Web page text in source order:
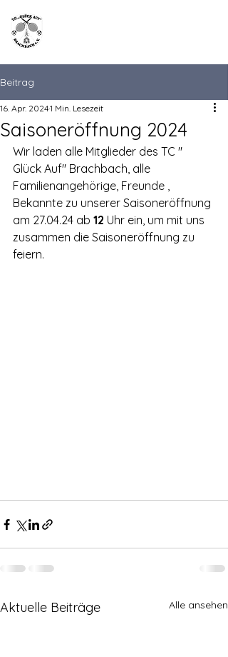
Beitrag
Saisoneröffnung 2024
16. Apr. 20241 Min. Lesezeit
Wir laden alle Mitglieder des TC "
Glück Auf" Brachbach, alle
Familienangehörige, Freunde ,
Bekannte zu unserer Saisoneröffnung
am 27.04.24 ab 12 Uhr ein, um mit uns
zusammen die Saisoneröffnung zu
feiern.
Aktuelle Beiträge Alle ansehen